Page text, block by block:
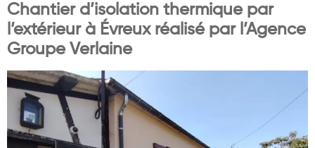
Chantier d’isolation thermique par
l’extérieur à Évreux réalisé par l’Agence
Groupe Verlaine